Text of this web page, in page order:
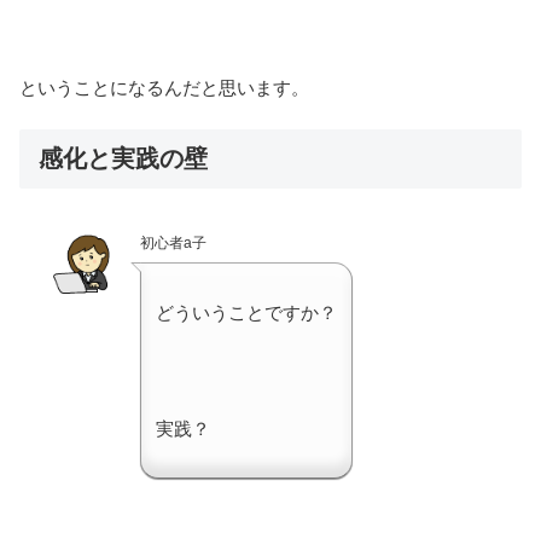
ということになるんだと思います。
感化と実践の壁
初心者a子
どういうことですか？
実践？